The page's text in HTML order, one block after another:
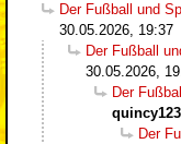
Der Fußball und
30.05.2026, 19:37
Der Fußball
30.05.2026,
Der
quincy123
Der